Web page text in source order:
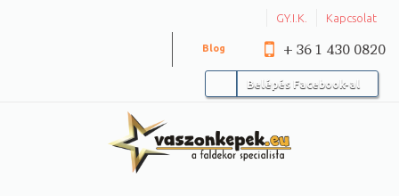
GY.I.K. Kapcsolat
+ 36 1 430 0820
Blog
Belépés Facebook-al